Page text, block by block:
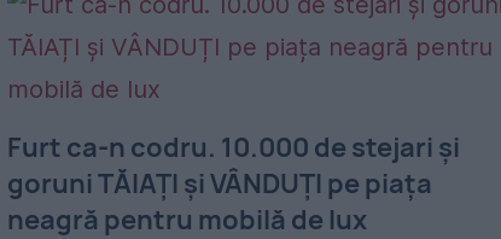
Furt ca-n codru. 10.000 de stejari și
goruni TĂIAȚI și VÂNDUȚI pe piața
neagră pentru mobilă de lux